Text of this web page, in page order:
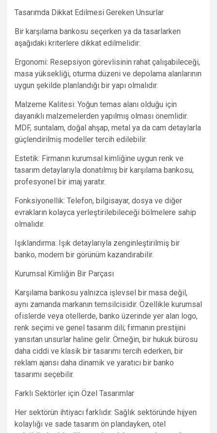
Tasarımda Dikkat Edilmesi Gereken Unsurlar
Bir karşılama bankosu seçerken ya da tasarlarken
aşağıdaki kriterlere dikkat edilmelidir:
Ergonomi: Resepsiyon görevlisinin rahat çalışabileceği,
masa yüksekliği, oturma düzeni ve depolama alanlarının
uygun şekilde planlandığı bir yapı olmalıdır.
Malzeme Kalitesi: Yoğun temas alanı olduğu için
dayanıklı malzemelerden yapılmış olması önemlidir.
MDF, suntalam, doğal ahşap, metal ya da cam detaylarla
güçlendirilmiş modeller tercih edilebilir.
Estetik: Firmanın kurumsal kimliğine uygun renk ve
tasarım detaylarıyla donatılmış bir karşılama bankosu,
profesyonel bir imaj yaratır.
Fonksiyonellik: Telefon, bilgisayar, dosya ve diğer
evrakların kolayca yerleştirilebileceği bölmelere sahip
olmalıdır.
Işıklandırma: Işık detaylarıyla zenginleştirilmiş bir
banko, modern bir görünüm kazandırabilir.
Kurumsal Kimliğin Bir Parçası
Karşılama bankosu yalnızca işlevsel bir masa değil,
aynı zamanda markanın temsilcisidir. Özellikle kurumsal
ofislerde veya otellerde, banko üzerinde yer alan logo,
renk seçimi ve genel tasarım dili; firmanın prestijini
yansıtan unsurlar haline gelir. Örneğin, bir hukuk bürosu
daha ciddi ve klasik bir tasarımı tercih ederken, bir
reklam ajansı daha dinamik ve yaratıcı bir banko
tasarımı seçebilir.
Farklı Sektörler için Özel Tasarımlar
Her sektörün ihtiyacı farklıdır. Sağlık sektöründe hijyen
kolaylığı ve sade tasarım ön plandayken, otel